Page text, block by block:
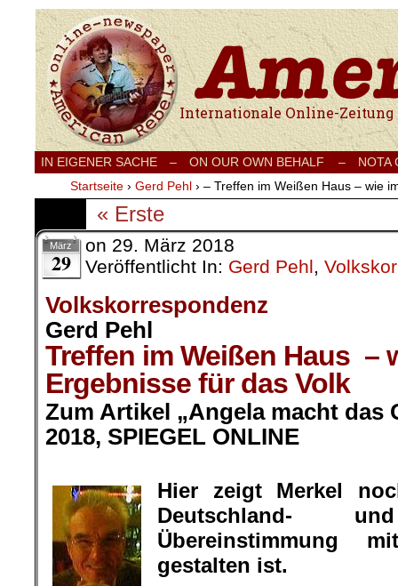
Internationale Onlinezeitung für Frieden,
IN EIGENER SACHE – ON OUR OWN BEHALF –
NOTA
Startseite › Gerd Pehl › – Treffen im Weißen Haus – wie
« Erste
März
29
on 29. März 2018
Veröffentlicht In: Gerd Pehl,
Volkskorrespondenz
Gerd Pehl
Treffen im Weißen Haus –
Ergebnisse für das Volk
Zum Artikel „Angela macht das
2018, SPIEGEL ONLINE
Hier zeigt Merkel
Deutschland-
Übereinstimmung
gestalten ist.